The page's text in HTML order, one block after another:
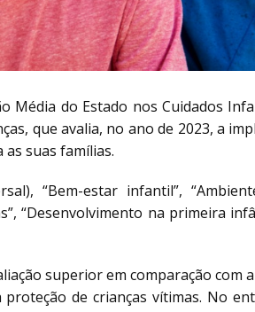
do Estado nos Cuidados
que avalia, no ano de 2023, a
suas famílias.
“Bem-estar infantil”,
“Desenvolvimento na primeira
superior em comparação com
de crianças vítimas. No